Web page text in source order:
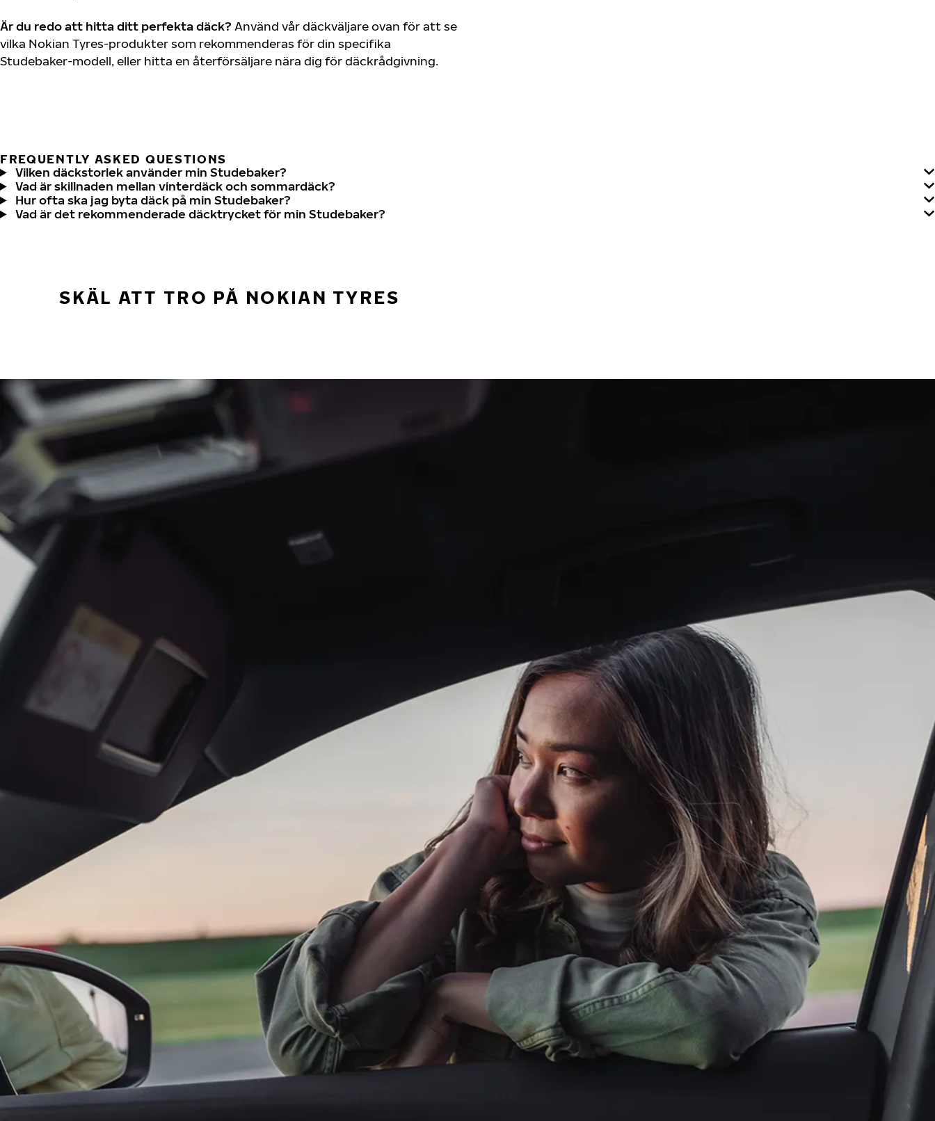
Är du redo att hitta ditt perfekta däck? Använd vår däckväljare ovan för att se
vilka Nokian Tyres-produkter som rekommenderas för din specifika
Studebaker-modell, eller hitta en återförsäljare nära dig för däckrådgivning.
FREQUENTLY ASKED QUESTIONS
Vilken däckstorlek använder min Studebaker?
Vad är skillnaden mellan vinterdäck och sommardäck?
Hur ofta ska jag byta däck på min Studebaker?
Vad är det rekommenderade däcktrycket för min Studebaker?
SKÄL ATT TRO PÅ NOKIAN TYRES